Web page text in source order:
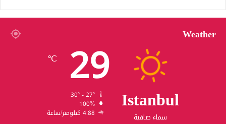
Weather
Istanbul
سماء صافية
29
℃
100%
4.88 كيلومتر/ساعة